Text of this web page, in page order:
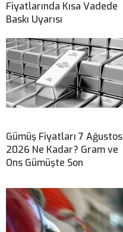
Fiyatlarında Kısa Vadede
Baskı Uyarısı
Gümüş Fiyatları 7 Ağustos
2026 Ne Kadar? Gram ve
Ons Gümüşte Son